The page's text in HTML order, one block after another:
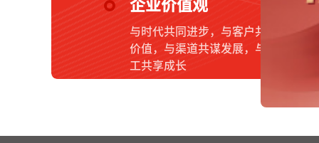
企业价值观
与时代共同进步，与客户共创
价值，与渠道共谋发展，与员
工共享成长